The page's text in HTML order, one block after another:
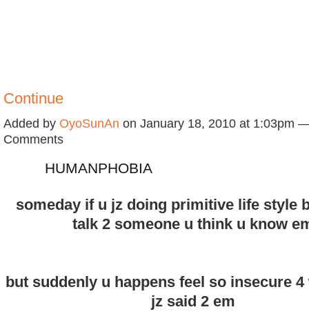
Continue
Added by OyoSunAn on January 18, 2010 at 1:03pm
Comments
HUMANPHOBIA
someday if u jz doing primitive life style
talk 2 someone u think u know
but suddenly u happens feel so insecure 4
jz said 2 em